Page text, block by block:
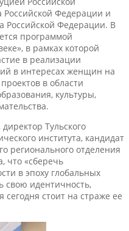
Федерации и
Российской Федерации. В
программой
в рамках которой
в реализации
в интересах женщин на
в области
культуры,
Тульского
института, кандидат
регионального отделения
что «сберечь
в эпоху глобальных
свою идентичность,
сегодня стоит на страже ее